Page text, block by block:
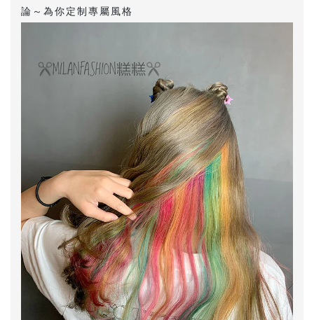
論～為你定制專屬風格